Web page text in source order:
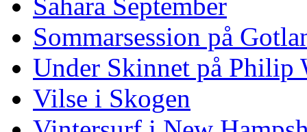
Sahara September
Sommarsession på
Under Skinnet på Philip
Vilse i Skogen